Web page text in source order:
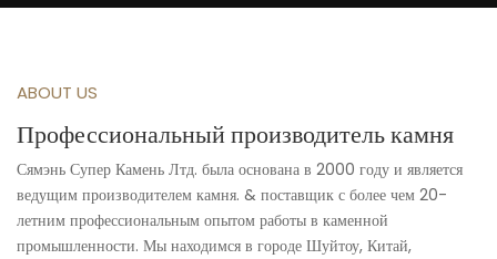
ABOUT US
Профессиональный производитель камня
Сямэнь Супер Камень Лтд. была основана в 2000 году и является
ведущим производителем камня. & поставщик с более чем 20-
летним профессиональным опытом работы в каменной
промышленности. Мы находимся в городе Шуйтоу, Китай,